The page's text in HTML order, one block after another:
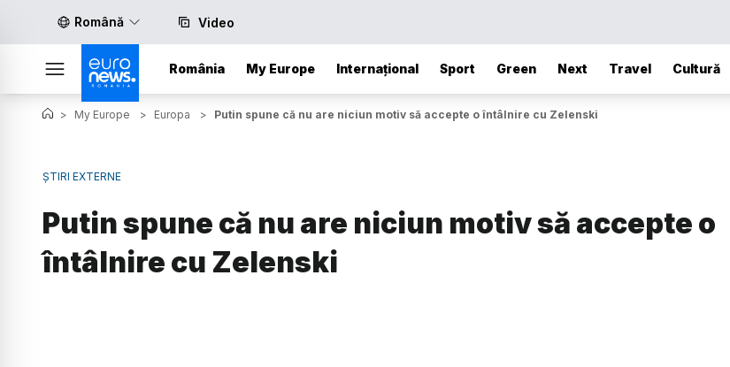
Română Video
România My Europe Internațional Sport Green Next Travel Cultură
> My Europe > Europa > Putin spune că nu are niciun motiv să accepte o întâlnire cu Zelenski
ȘTIRI EXTERNE
Putin spune că nu are niciun motiv să accepte o
întâlnire cu Zelenski